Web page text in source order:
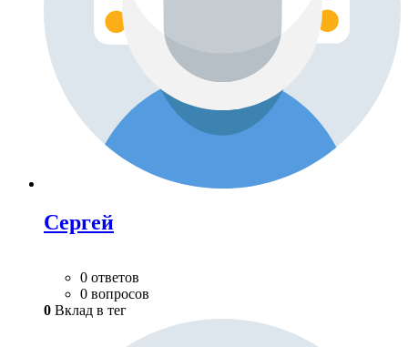
Сергей
0 ответов
0 вопросов
0 Вклад в тег